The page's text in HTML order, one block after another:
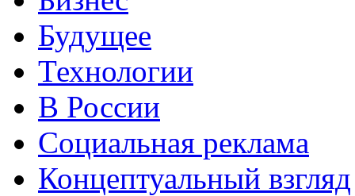
Будущее
Технологии
В России
Социальная реклама
Концептуальный взгляд